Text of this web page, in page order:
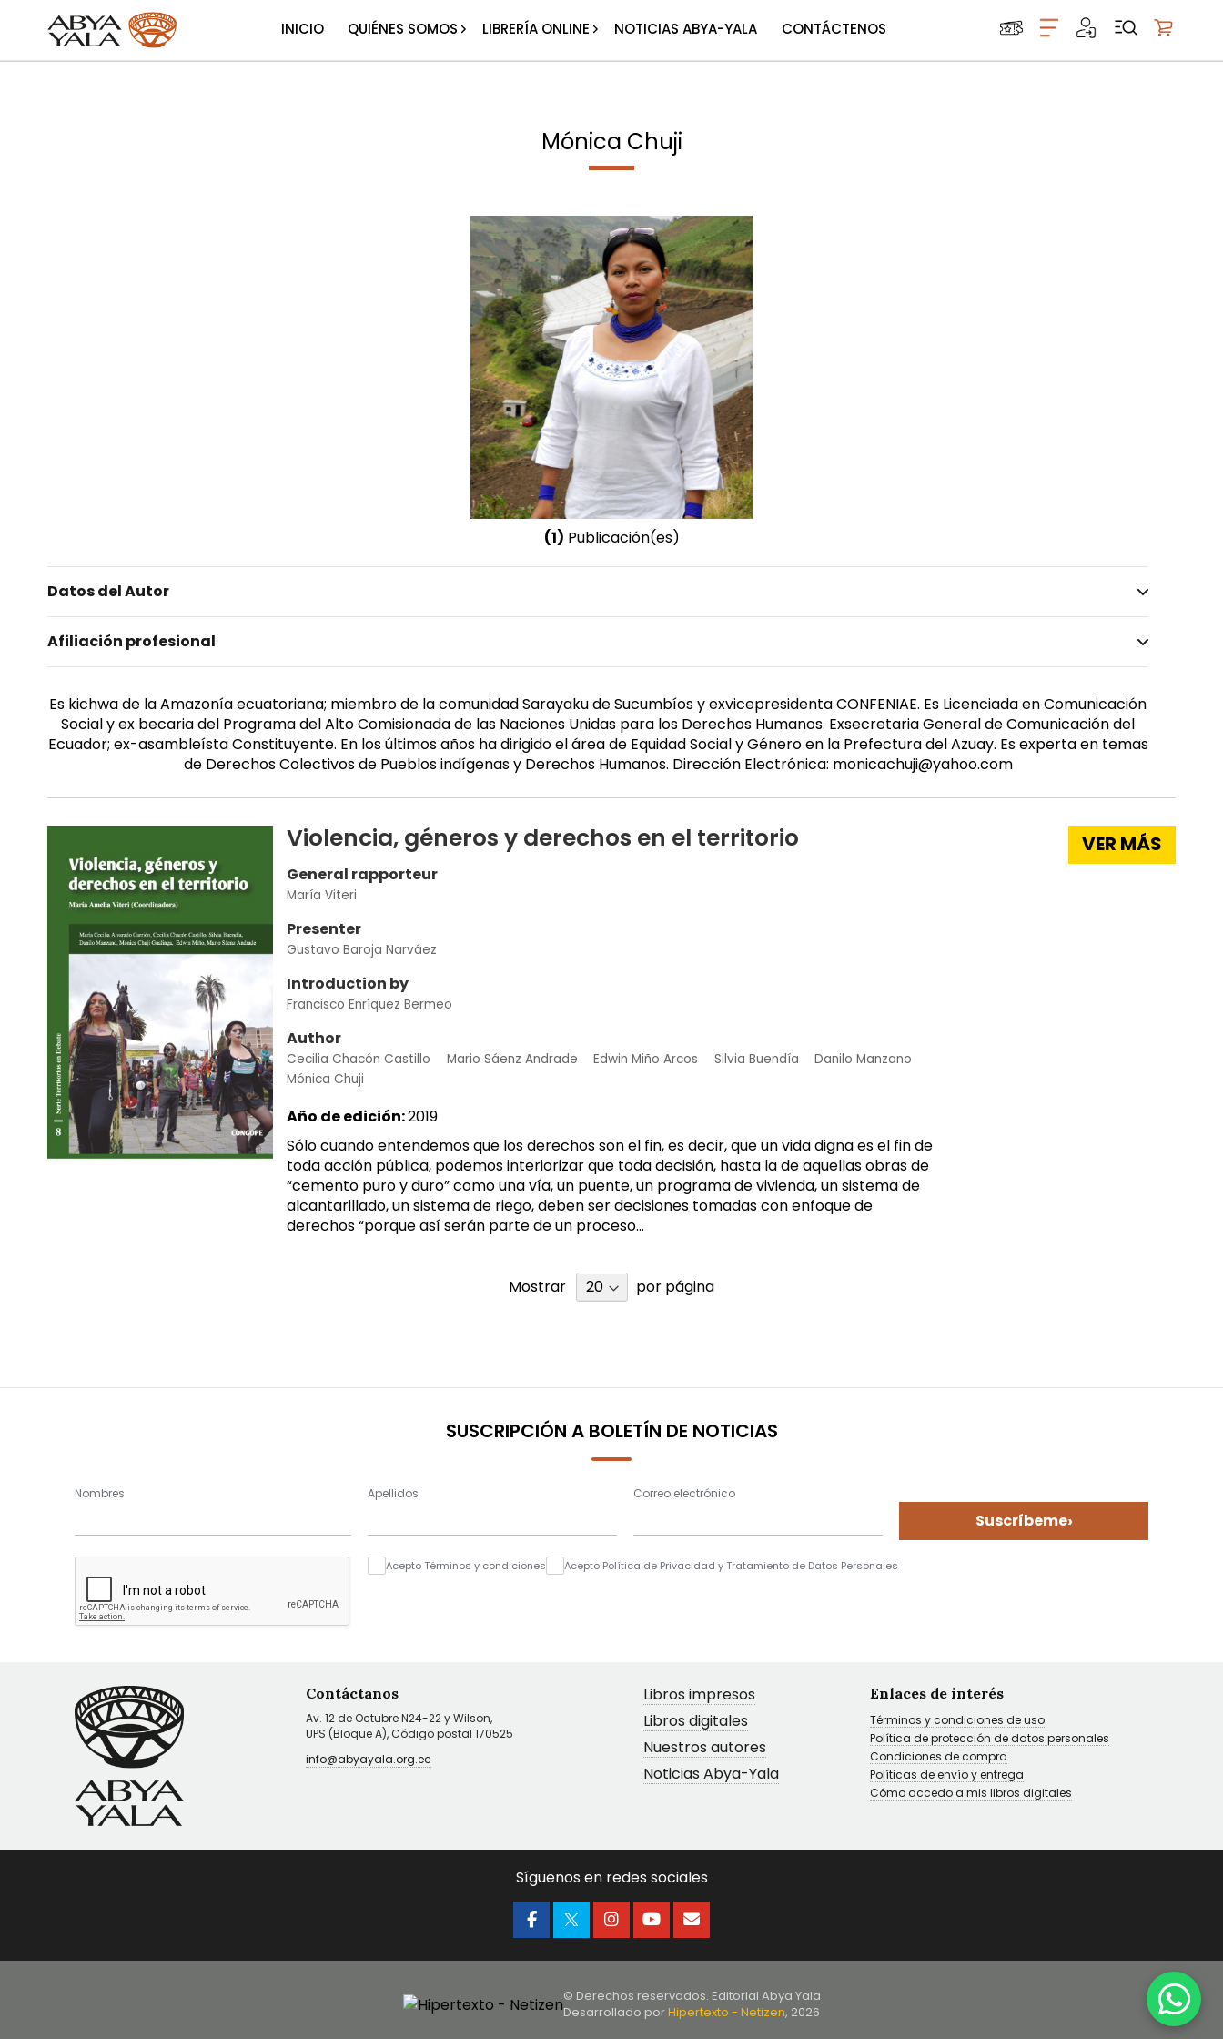
INICIO QUIÉNES SOMOS LIBRERÍA ONLINE NOTICIAS ABYA-YALA CONTÁCTENOS
Mónica Chuji
(1) Publicación(es)
Datos del Autor
Femenino
Afiliación profesional
Es kichwa de la Amazonía ecuatoriana; miembro de la comunidad Sarayaku de Sucumbíos y exvicepresidenta CONFENIAE. Es Licenciada en Comunicación
Social y ex becaria del Programa del Alto Comisionada de las Naciones Unidas para los Derechos Humanos. Exsecretaria General de Comunicación del
Ecuador; ex-asambleísta Constituyente. En los últimos años ha dirigido el área de Equidad Social y Género en la Prefectura del Azuay. Es experta en temas
de Derechos Colectivos de Pueblos indígenas y Derechos Humanos. Dirección Electrónica: monicachuji@yahoo.com
Violencia, géneros y derechos en el territorio
General rapporteur
María Viteri
Presenter
Gustavo Baroja Narváez
Introduction by
Francisco Enríquez Bermeo
Author
Cecilia Chacón Castillo Mario Sáenz Andrade Edwin Miño Arcos Silvia Buendía
Danilo Manzano
Mónica Chuji
Año de edición:2019
Sólo cuando entendemos que los derechos son el fin, es decir, que un vida digna es el fin de
toda acción pública, podemos interiorizar que toda decisión, hasta la de aquellas obras de
“cemento puro y duro” como una vía, un puente, un programa de vivienda, un sistema de
alcantarillado, un sistema de riego, deben ser decisiones tomadas con enfoque de
derechos “porque así serán parte de un proceso...
VER MÁS
Mostrar por página
SUSCRIPCIÓN A BOLETÍN DE NOTICIAS
Nombres Apellidos Correo electrónico
Suscríbeme›
Acepto Términos y condiciones Acepto Política de Privacidad y Tratamiento de Datos Personales
Contáctanos
Av. 12 de Octubre N24-22 y Wilson,
UPS (Bloque A), Código postal 170525
info@abyayala.org.ec
Libros impresos
Libros digitales
Nuestros autores
Noticias Abya-Yala
Enlaces de interés
Términos y condiciones de uso
Política de protección de datos personales
Condiciones de compra
Políticas de envío y entrega
Cómo accedo a mis libros digitales
Síguenos en redes sociales
© Derechos reservados. Editorial Abya Yala
Desarrollado porHipertexto - Netizen, 2026